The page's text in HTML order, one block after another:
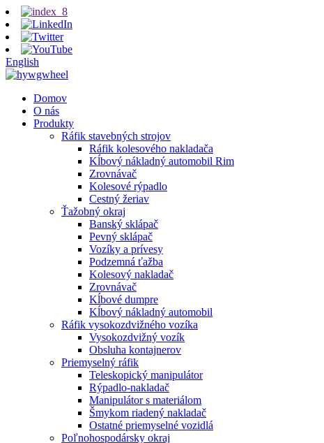
English
Domov
O nás
Produkty
Ráfik stavebných strojov
Ráfik kolesového nakladača
Kĺbový nákladný automobil Rim
Zrovnávač
Kolesové rýpadlo
Cestný žeriav
Ťažobný okraj
Banský sklápač
Pevný sklápač
Vozíky a prívesy
Podzemná ťažba
Kolesový nakladač
Zrovnávač
Kĺbové dumpre
Kĺbový nákladný automobil
Ráfik vysokozdvižného vozíka
Vysokozdvižný vozík
Obsluha kontajnerov
Priemyselný ráfik
Teleskopický manipulátor
Rýpadlo-nakladač
Manipulátor s materiálom
Šmykom riadený nakladač
Ostatné priemyselné vozidlá
Poľnohospodársky okraj